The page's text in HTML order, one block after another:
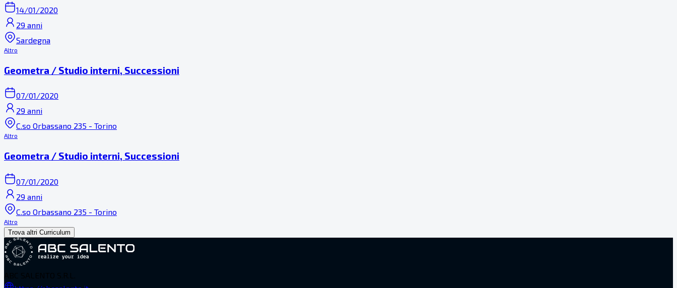
14/01/2020
29 anni
Sardegna
Altro
Geometra / Studio interni, Successioni
07/01/2020
29 anni
C.so Orbassano 235 - Torino
Altro
Geometra / Studio interni, Successioni
07/01/2020
29 anni
C.so Orbassano 235 - Torino
Altro
Trova altri Curriculum